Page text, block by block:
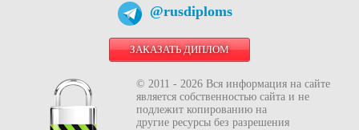
@rusdiploms
ЗАКАЗАТЬ ДИПЛОМ
© 2011 - 2026 Вся информация на сайте
является собственностью сайта и не
подлежит копированию на
другие ресурсы без разрешения